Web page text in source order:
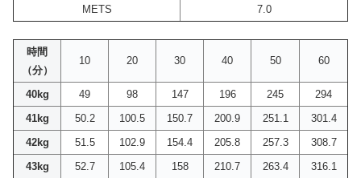
METS
7.0
時間
（分）
10 20 30 40 50 60
40kg 49 98 147 196 245
294
41kg
50.2 100.5 150.7 200.9 251.1
301.4
42kg
51.5 102.9 154.4 205.8 257.3
308.7
43kg
52.7 105.4 158 210.7 263.4
316.1